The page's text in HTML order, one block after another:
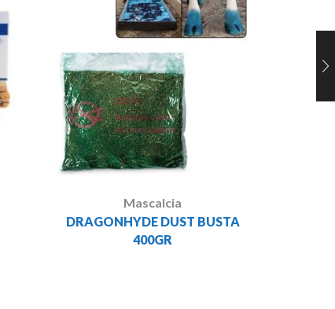
Mascalcia
DRAGONHYDE DUST BUSTA
400GR